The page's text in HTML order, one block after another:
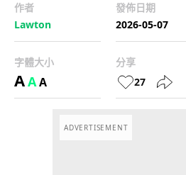
作者
Lawton
發佈日期
2026-05-07
字體大小
AAA
分享
27
ADVERTISEMENT